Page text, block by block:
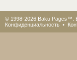
© 1998-2026 Baku
Конфиденциальность •